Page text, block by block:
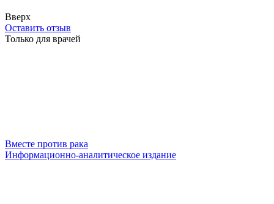
Вверх
Оставить отзыв
Только для врачей
Вместе против рака
Информационно-аналитическое издание